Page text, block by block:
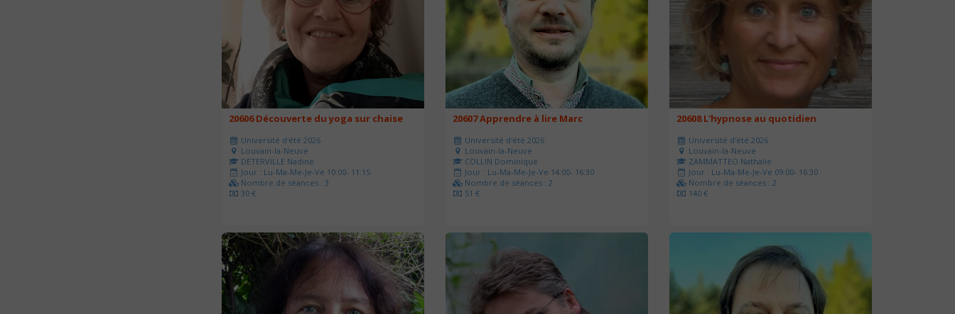
20606 Découverte du yoga sur chaise
Université d'été 2026
Louvain-la-Neuve
DETERVILLE Nadine
Jour : Lu-Ma-Me-Je-Ve 10:00- 11:15
Nombre de séances : 3
30 €
20607 Apprendre à lire Marc
Université d'été 2026
Louvain-la-Neuve
COLLIN Dominique
Jour : Lu-Ma-Me-Je-Ve 14:00- 16:30
Nombre de séances : 2
51 €
20608 L'hypnose au quotidien
Université d'été 2026
Louvain-la-Neuve
ZAMMATTEO Nathalie
Jour : Lu-Ma-Me-Je-Ve 09:00- 16:30
Nombre de séances : 2
140 €